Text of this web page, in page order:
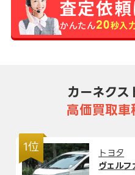
カーネクス
高価買取車
1位
トヨタ
ヴェルフ